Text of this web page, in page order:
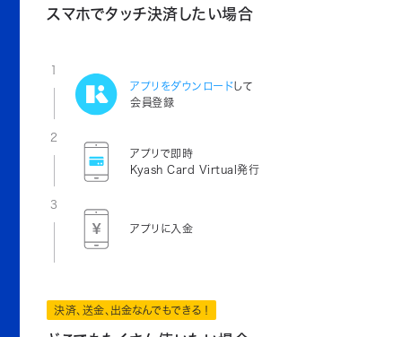
スマホでタッチ決済したい場合
1
アプリをダウンロードして
会員登録
2
アプリで即時
Kyash Card Virtual発行
3
アプリに入金
決済、送金、出金なんでもできる！